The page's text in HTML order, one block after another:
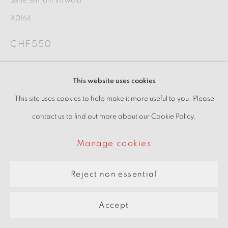
pARTners
This website uses cookies
This site uses cookies to help make it more useful to you. Please
contact us to find out more about our Cookie Policy.
Manage cookies
Reject non essential
Accept
X0164
CHF550
im virtuellen Raum ansehen